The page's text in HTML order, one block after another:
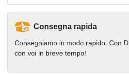
Consegna rapida
Consegniamo in modo rapido. Con
con voi in breve tempo!